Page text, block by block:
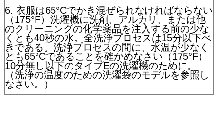
6. 衣服は65°Cでかき混ぜられなければならない
（175°F）洗濯機に洗剤、アルカリ、または他
のクリーニングの化学薬品を注入する前の少な
くとも40秒の水。全洗浄プロセスは15分以下べ
きである。洗浄プロセスの間に、水温が少なく
とも65°Cであることを確かめなさい（175°F）
10分無し以下のタイプEの洗濯機のために。
（洗浄の温度のための洗濯袋のモデルを参照し
なさい。）